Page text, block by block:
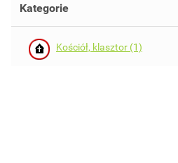
Kategorie
Kościół, klasztor (1)